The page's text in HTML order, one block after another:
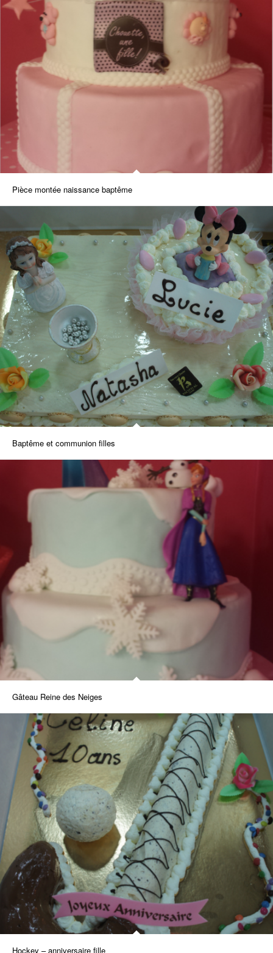
Pièce montée naissance baptême
Baptême et communion filles
Gâteau Reine des Neiges
Hockey – anniversaire fille